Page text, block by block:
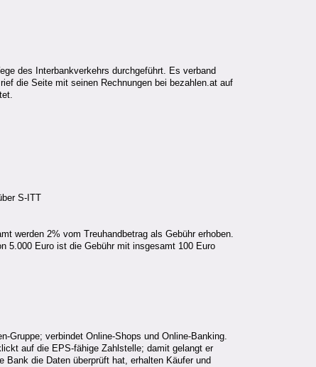
des Interbankverkehrs durchgeführt. Es verband
die Seite mit seinen Rechnungen bei bezahlen.at auf
S-ITT
werden 2% vom Treuhandbetrag als Gebühr erhoben.
5.000 Euro ist die Gebühr mit insgesamt 100 Euro
Gruppe; verbindet Online-Shops und Online-Banking.
auf die EPS-fähige Zahlstelle; damit gelangt er
die Daten überprüft hat, erhalten Käufer und